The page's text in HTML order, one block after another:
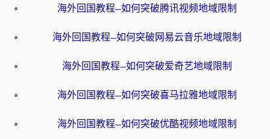
海外回国教程--如何突破腾讯视频地域限制
海外回国教程--如何突破网易云音乐地域限制
海外回国教程--如何突破爱奇艺地域限制
海外回国教程--如何突破喜马拉雅地域限制
海外回国教程--如何突破优酷视频地域限制